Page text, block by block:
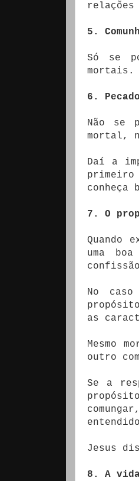
relações
5.
Só se
mortais.
6.
Não se
mortal,
Daí a
primeiro
conheça
7. O
Quando
uma
No
as
Mesmo
outro
Se a
Jesus
8. A